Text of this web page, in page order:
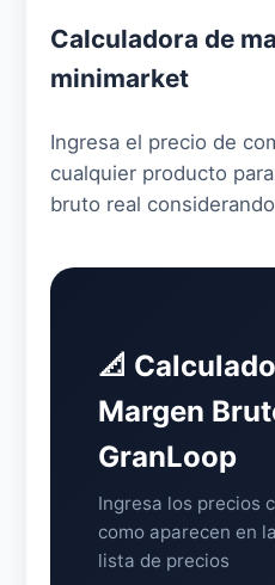
Calculadora de
minimarket
Ingresa el precio de
cualquier producto
bruto real
📐
Margen
GranLoop
Ingresa los precios
como aparecen en
lista de precios